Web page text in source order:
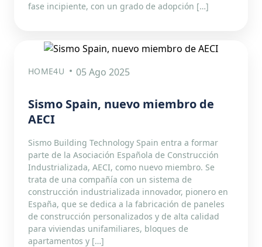
fase incipiente, con un grado de adopción […]
HOME4U 05 Ago 2025
Sismo Spain, nuevo miembro de
AECI
Sismo Building Technology Spain entra a formar
parte de la Asociación Española de Construcción
Industrializada, AECI, como nuevo miembro. Se
trata de una compañía con un sistema de
construcción industrializada innovador, pionero en
España, que se dedica a la fabricación de paneles
de construcción personalizados y de alta calidad
para viviendas unifamiliares, bloques de
apartamentos y […]